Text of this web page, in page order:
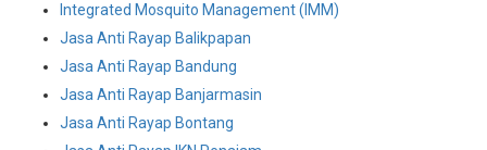
Integrated Mosquito Management (IMM)
Jasa Anti Rayap Balikpapan
Jasa Anti Rayap Bandung
Jasa Anti Rayap Banjarmasin
Jasa Anti Rayap Bontang